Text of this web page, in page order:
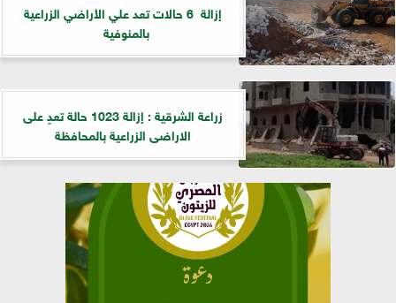
إزالة 6 حالات تعد علي الأراضي الزراعية
بالمنوفية
زراعة الشرقية : إزالة 1023 حالة تعدٍ على
الاراضى الزراعية بالمحافظة